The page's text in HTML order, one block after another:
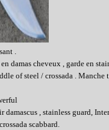
.
damas cheveux , garde en
of steel / crossada .
, stainless guard,
scabbard.